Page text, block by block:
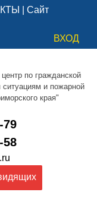
Сайт
ВХОД
по гражданской
и пожарной
края"
79
58